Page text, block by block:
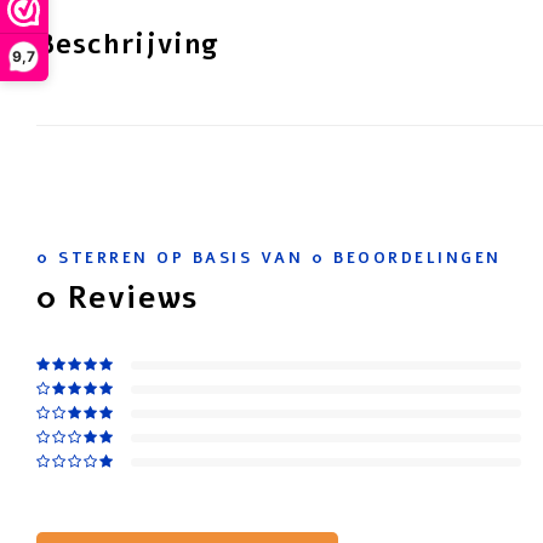
9,7Beschrijving
0 STERREN OP BASIS VAN 0 BEOORDELINGEN
0 Reviews